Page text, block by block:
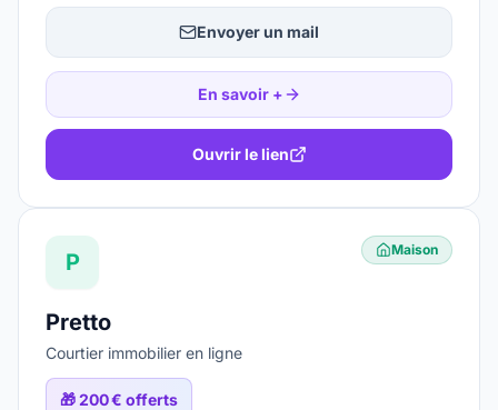
Envoyer un mail
En savoir +
Ouvrir le lien
P Maison
Pretto
Courtier immobilier en ligne
🎁200 € offerts